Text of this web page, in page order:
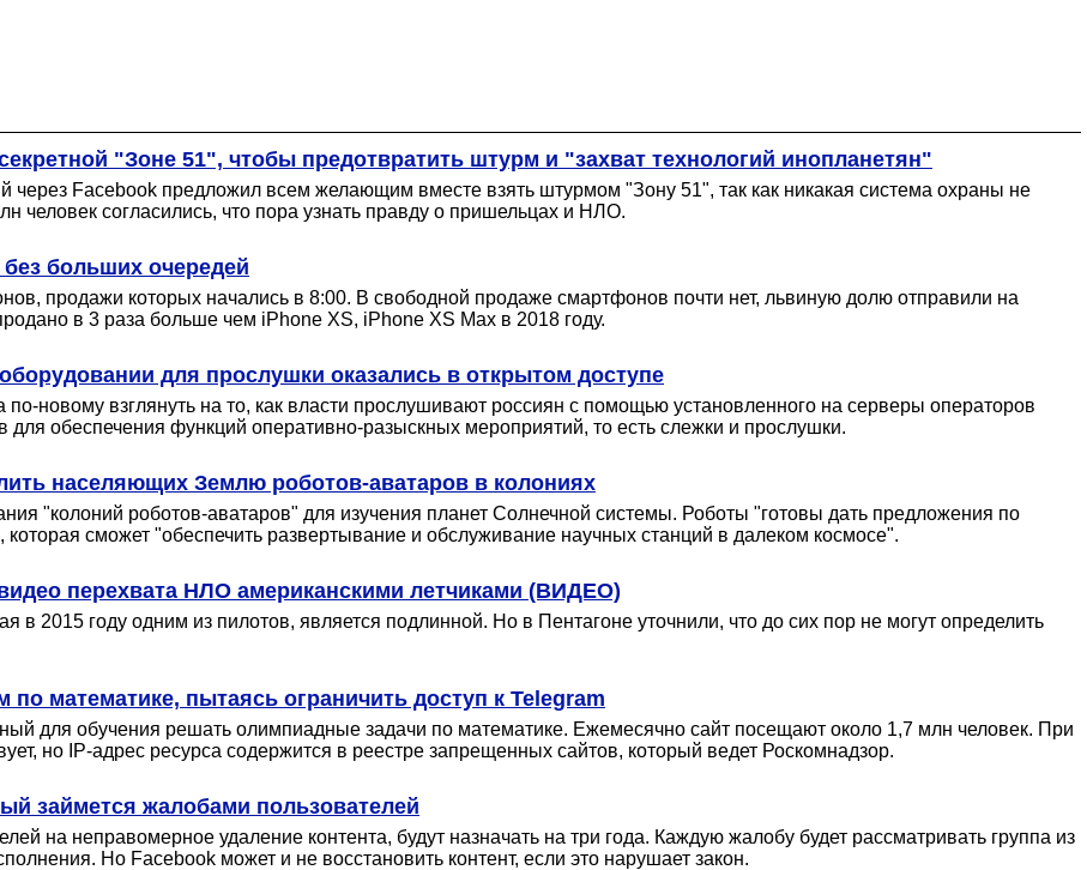
"Зоне 51", чтобы предотвратить штурм и "захват технологий инопланетян"
через Facebook предложил всем желающим вместе взять штурмом "Зону 51", так как никакая система охраны не
человек согласились, что пора узнать правду о пришельцах и НЛО.
больших очередей
продажи которых начались в 8:00. В свободной продаже смартфонов почти нет, львиную долю отправили на
в 3 раза больше чем iPhone XS, iPhone XS Max в 2018 году.
для прослушки оказались в открытом доступе
новому взглянуть на то, как власти прослушивают россиян с помощью установленного на серверы операторов
обеспечения функций оперативно-разыскных мероприятий, то есть слежки и прослушки.
населяющих Землю роботов-аватаров в колониях
"колоний роботов-аватаров" для изучения планет Солнечной системы. Роботы "готовы дать предложения по
сможет "обеспечить развертывание и обслуживание научных станций в далеком космосе".
перехвата НЛО американскими летчиками (ВИДЕО)
в 2015 году одним из пилотов, является подлинной. Но в Пентагоне уточнили, что до сих пор не могут определить
математике, пытаясь ограничить доступ к Telegram
для обучения решать олимпиадные задачи по математике. Ежемесячно сайт посещают около 1,7 млн человек. При
но IP-адрес ресурса содержится в реестре запрещенных сайтов, который ведет Роскомнадзор.
займется жалобами пользователей
на неправомерное удаление контента, будут назначать на три года. Каждую жалобу будет рассматривать группа из
Но Facebook может и не восстановить контент, если это нарушает закон.